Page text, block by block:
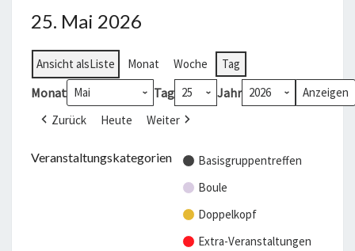
25. Mai 2026
Ansicht alsListe Monat Woche Tag
Monat Tag Jahr
Zurück Heute Weiter
Veranstaltungskategorien
Basisgruppentreffen
Boule
Doppelkopf
Extra-Veranstaltungen